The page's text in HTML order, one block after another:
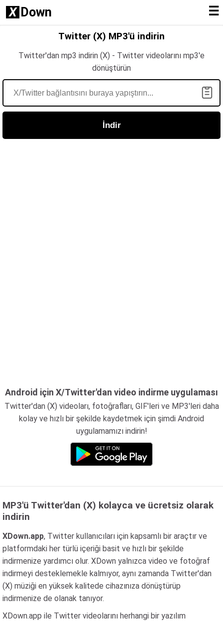
X Down ☰
Twitter (X) MP3'ü indirin
Twitter'dan mp3 indirin (X) - Twitter videolarını mp3'e
dönüştürün
İndir
Android için X/Twitter'dan video indirme uygulaması
Twitter'dan (X) videoları, fotoğrafları, GIF'leri ve MP3'leri daha
kolay ve hızlı bir şekilde kaydetmek için şimdi Android
uygulamamızı indirin!
MP3'ü Twitter'dan (X) kolayca ve ücretsiz olarak
indirin
XDown.app, Twitter kullanıcıları için kapsamlı bir araçtır ve
platformdaki her türlü içeriği basit ve hızlı bir şekilde
indirmenize yardımcı olur. XDown yalnızca video ve fotoğraf
indirmeyi desteklemekle kalmıyor, aynı zamanda Twitter'dan
(X) müziği en yüksek kalitede cihazınıza dönüştürüp
indirmenize de olanak tanıyor.
XDown.app ile Twitter videolarını herhangi bir yazılım